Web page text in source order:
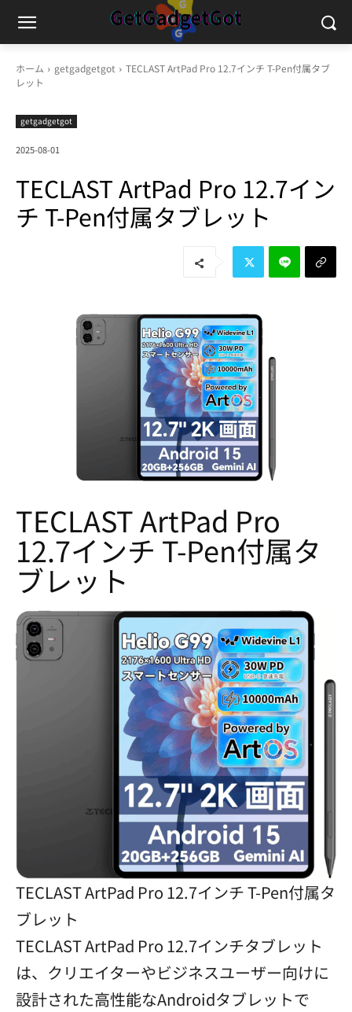
ホーム getgadgetgot
TECLAST ArtPad Pro 12.7インチ T-Pen付属タブ
レット
getgadgetgot
2025-08-01
TECLAST ArtPad Pro 12.7イン
チ T-Pen付属タブレット
TECLAST ArtPad Pro
12.7インチ T-Pen付属タ
ブレット
TECLAST ArtPad Pro 12.7インチ T-Pen付属タ
ブレット
TECLAST ArtPad Pro 12.7インチタブレット
は、クリエイターやビジネスユーザー向けに
設計された高性能なAndroidタブレットで